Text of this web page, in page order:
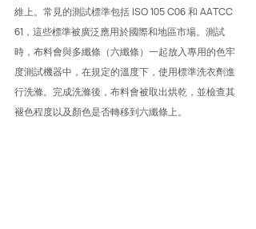
維上。常見的測試標準包括 ISO 105 C06 和 AATCC
61，這些標準被廣泛應用於國際和地區市場。測試
時，布料會與多纖條（六纖條）一起放入專用的色牢
度測試機器中，在規定的溫度下，使用標準洗衣劑進
行洗滌。完成洗滌後，布料會被取出烘乾，並檢查其
褪色程度以及顏色是否轉移到六纖條上。